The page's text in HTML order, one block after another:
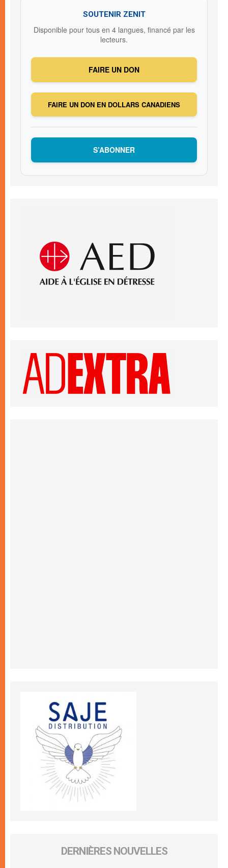
SOUTENIR ZENIT
Disponible pour tous en 4 langues, financé par les
lecteurs.
FAIRE UN DON
FAIRE UN DON EN DOLLARS CANADIENS
S’ABONNER
DERNIÈRES NOUVELLES